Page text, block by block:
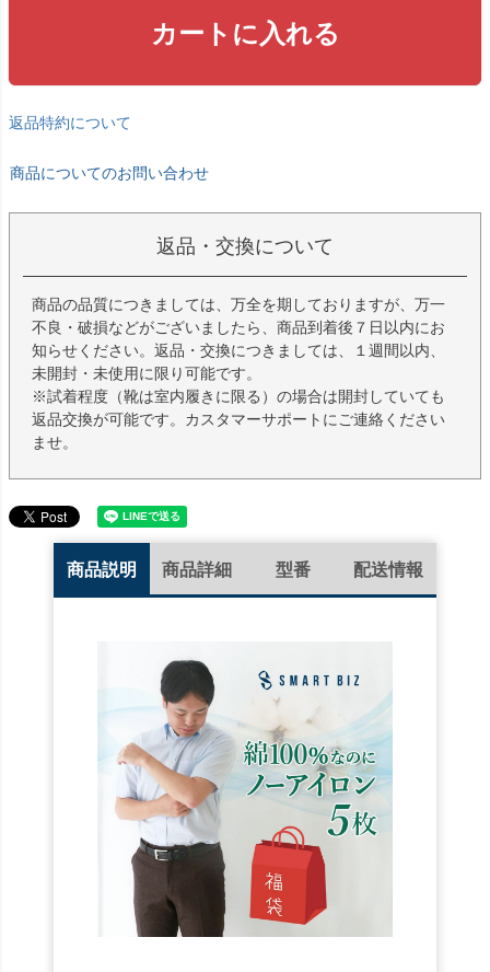
カートに入れる
返品特約について
商品についてのお問い合わせ
返品・交換について
商品の品質につきましては、万全を期しておりますが、万一
不良・破損などがございましたら、商品到着後７日以内にお
知らせください。返品・交換につきましては、１週間以内、
未開封・未使用に限り可能です。
※試着程度（靴は室内履きに限る）の場合は開封していても
返品交換が可能です。カスタマーサポートにご連絡ください
ませ。
商品説明 商品詳細 型番 配送情報